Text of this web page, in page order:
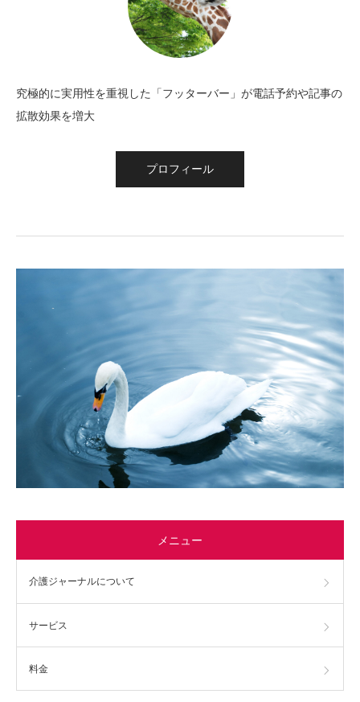
究極的に実用性を重視した「フッターバー」が電話予約や記事の
拡散効果を増大
プロフィール
メニュー
介護ジャーナルについて
サービス
料金